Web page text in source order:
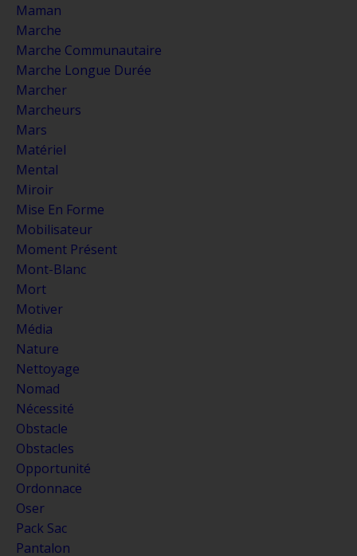
Maman
Marche
Marche Communautaire
Marche Longue Durée
Marcher
Marcheurs
Mars
Matériel
Mental
Miroir
Mise En Forme
Mobilisateur
Moment Présent
Mont-Blanc
Mort
Motiver
Média
Nature
Nettoyage
Nomad
Nécessité
Obstacle
Obstacles
Opportunité
Ordonnace
Oser
Pack Sac
Pantalon